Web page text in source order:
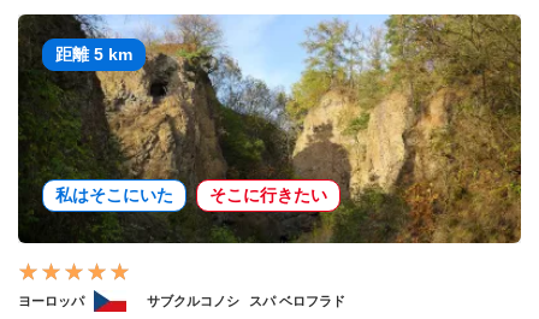
距離 5 km
私はそこにいた そこに行きたい
ヨーロッパ サブクルコノシ スパ ベロフラド